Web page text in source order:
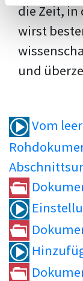
die Zeit, in
wirst
und
Vom